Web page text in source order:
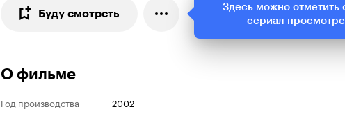
Буду смотреть
О фильме
Год производства
2002
Здесь можно отметить
сериал